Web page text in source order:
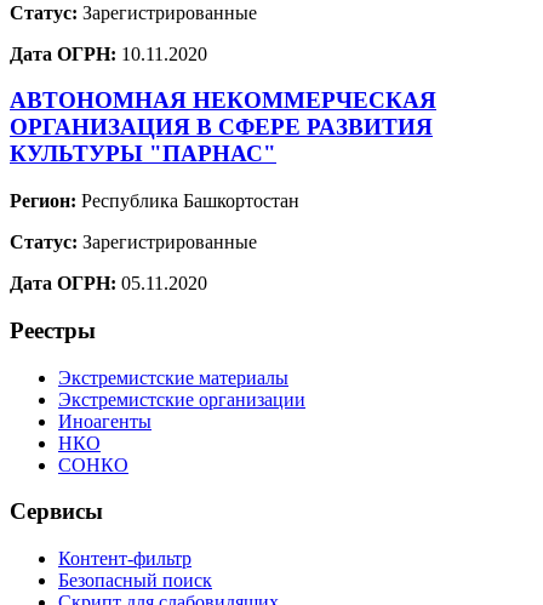
Статус: Зарегистрированные
Дата ОГРН: 10.11.2020
АВТОНОМНАЯ НЕКОММЕРЧЕСКАЯ
ОРГАНИЗАЦИЯ В СФЕРЕ РАЗВИТИЯ
КУЛЬТУРЫ "ПАРНАС"
Регион: Республика Башкортостан
Статус: Зарегистрированные
Дата ОГРН: 05.11.2020
Реестры
Экстремистские материалы
Экстремистские организации
Иноагенты
НКО
СОНКО
Сервисы
Контент-фильтр
Безопасный поиск